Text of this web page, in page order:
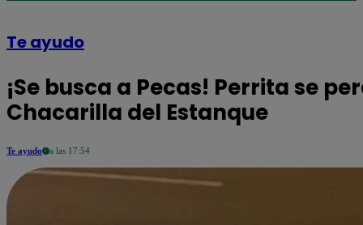
Te ayudo
¡Se busca a Pecas! Perrita se
Chacarilla del Estanque
Te ayudo a las 17:54